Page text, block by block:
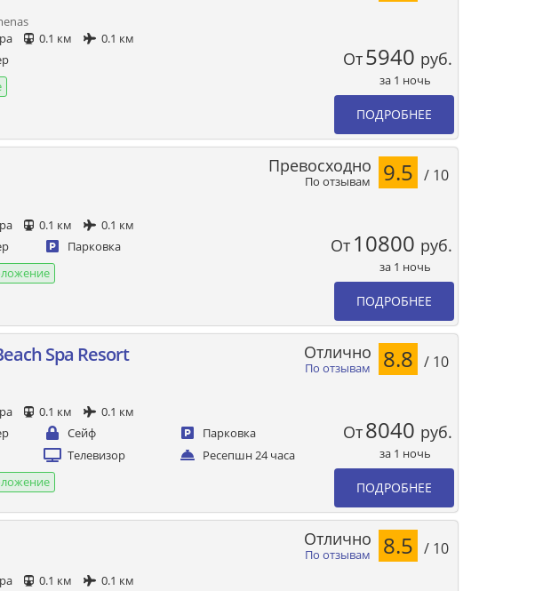
0.1 км
0.1 км
От5940 руб.
за 1 ночь
ПОДРОБНЕЕ
0.1 км
0.1 км
Парковка
По отзывам
Превосходно 9.5 / 10
От 10800 руб.
за 1 ночь
ПОДРОБНЕЕ
Spa Resort
0.1 км
0.1 км
Сейф
Парковка
Телевизор
Ресепшн 24 часа
По отзывам
Отлично 8.8 / 10
От8040 руб.
за 1 ночь
ПОДРОБНЕЕ
0.1 км
0.1 км
По отзывам
Отлично 8.5 / 10